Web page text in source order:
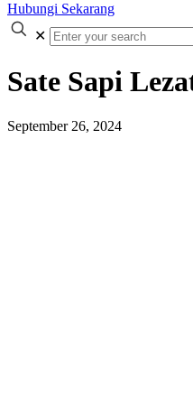
Hubungi Sekarang
✕
Sate Sapi
September 26, 2024